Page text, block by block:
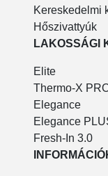
Kereskedelmi
Hőszivattyúk
LAKOSSÁGI
Elite
Thermo-X
Elegance
Elegance
Fresh-In 3.0